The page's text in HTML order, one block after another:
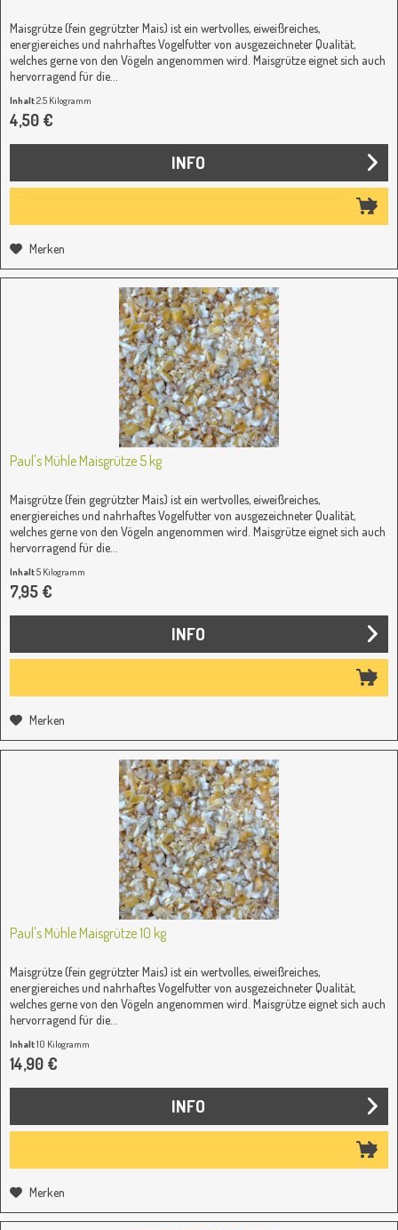
Maisgrütze (fein gegrützter Mais) ist ein wertvolles, eiweißreiches,
energiereiches und nahrhaftes Vogelfutter von ausgezeichneter Qualität,
welches gerne von den Vögeln angenommen wird. Maisgrütze eignet sich auch
hervorragend für die...
Inhalt2.5 Kilogramm
(1,80 € / 1 Kilogramm)
4,50 €
INFO
Merken
Paul's Mühle Maisgrütze 5 kg
Maisgrütze (fein gegrützter Mais) ist ein wertvolles, eiweißreiches,
energiereiches und nahrhaftes Vogelfutter von ausgezeichneter Qualität,
welches gerne von den Vögeln angenommen wird. Maisgrütze eignet sich auch
hervorragend für die...
Inhalt5 Kilogramm
(1,59 € / 1 Kilogramm)
7,95 €
INFO
Merken
Paul's Mühle Maisgrütze 10 kg
Maisgrütze (fein gegrützter Mais) ist ein wertvolles, eiweißreiches,
energiereiches und nahrhaftes Vogelfutter von ausgezeichneter Qualität,
welches gerne von den Vögeln angenommen wird. Maisgrütze eignet sich auch
hervorragend für die...
Inhalt10 Kilogramm
(1,49 € / 1 Kilogramm)
14,90 €
INFO
Merken